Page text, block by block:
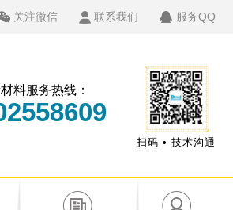
关注微信 联系我们 服务QQ
料服务热线：
扫码 • 技术沟通